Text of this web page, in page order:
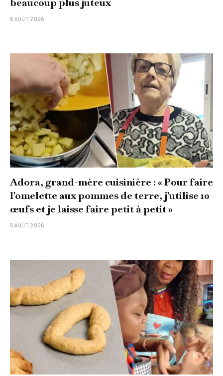
6 AOÛT 2026
Adora, grand-mère cuisinière : « Pour faire
l'omelette aux pommes de terre, j'utilise 10
œufs et je laisse faire petit à petit »
5 AOÛT 2026